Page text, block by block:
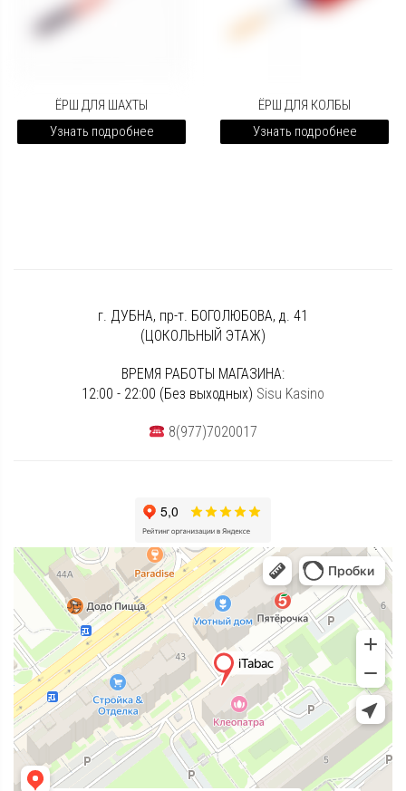
ЁРШ ДЛЯ ШАХТЫ
Узнать подробнее
ЁРШ ДЛЯ КОЛБЫ
Узнать подробнее
г. ДУБНА, пр-т. БОГОЛЮБОВА, д. 41
(ЦОКОЛЬНЫЙ ЭТАЖ)
ВРЕМЯ РАБОТЫ МАГАЗИНА:
12:00 - 22:00 (Без выходных) Sisu Kasino
8(977)7020017